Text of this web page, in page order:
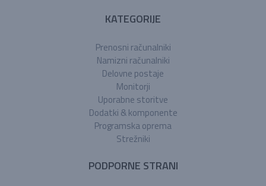
KATEGORIJE
Prenosni računalniki
Namizni računalniki
Delovne postaje
Monitorji
Uporabne storitve
Dodatki & komponente
Programska oprema
Strežniki
PODPORNE STRANI